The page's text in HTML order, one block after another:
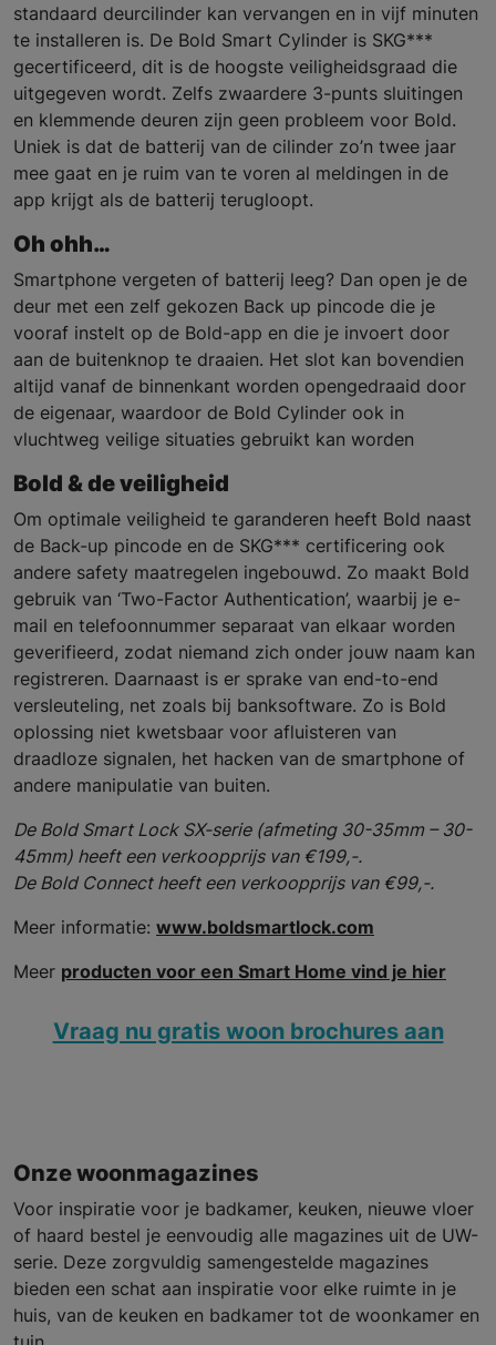
standaard deurcilinder kan vervangen en in vijf minuten
te installeren is. De Bold Smart Cylinder is SKG***
gecertificeerd, dit is de hoogste veiligheidsgraad die
uitgegeven wordt. Zelfs zwaardere 3-punts sluitingen
en klemmende deuren zijn geen probleem voor Bold.
Uniek is dat de batterij van de cilinder zo’n twee jaar
mee gaat en je ruim van te voren al meldingen in de
app krijgt als de batterij terugloopt.
Oh ohh…
Smartphone vergeten of batterij leeg? Dan open je de
deur met een zelf gekozen Back up pincode die je
vooraf instelt op de Bold-app en die je invoert door
aan de buitenknop te draaien. Het slot kan bovendien
altijd vanaf de binnenkant worden opengedraaid door
de eigenaar, waardoor de Bold Cylinder ook in
vluchtweg veilige situaties gebruikt kan worden
Bold & de veiligheid
Om optimale veiligheid te garanderen heeft Bold naast
de Back-up pincode en de SKG*** certificering ook
andere safety maatregelen ingebouwd. Zo maakt Bold
gebruik van ‘Two-Factor Authentication’, waarbij je e-
mail en telefoonnummer separaat van elkaar worden
geverifieerd, zodat niemand zich onder jouw naam kan
registreren. Daarnaast is er sprake van end-to-end
versleuteling, net zoals bij banksoftware. Zo is Bold
oplossing niet kwetsbaar voor afluisteren van
draadloze signalen, het hacken van de smartphone of
andere manipulatie van buiten.
De Bold Smart Lock SX-serie (afmeting 30-35mm – 30-
45mm) heeft een verkoopprijs van €199,-.
De Bold Connect heeft een verkoopprijs van €99,-.
Meer informatie: www.boldsmartlock.com
Meer producten voor een Smart Home vind je hier
Vraag nu gratis woon brochures aan
Onze woonmagazines
Voor inspiratie voor je badkamer, keuken, nieuwe vloer
of haard bestel je eenvoudig alle magazines uit de UW-
serie. Deze zorgvuldig samengestelde magazines
bieden een schat aan inspiratie voor elke ruimte in je
huis, van de keuken en badkamer tot de woonkamer en